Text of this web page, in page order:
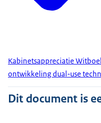
Kabinetsappreciatie
ontwikkeling dual-use
Dit document is